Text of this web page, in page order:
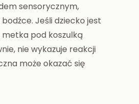
sensorycznym,
Jeśli dziecko jest
pod koszulką
nie wykazuje reakcji
może okazać się